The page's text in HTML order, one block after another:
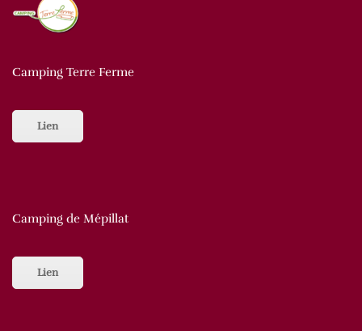
Camping Terre Ferme
Lien
Camping de Mépillat
Lien